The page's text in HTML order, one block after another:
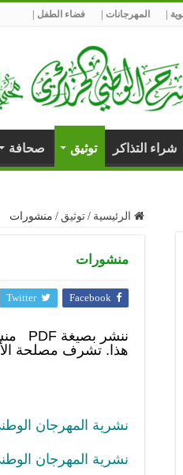
| المهرجانات | فضاء الطفل |
شراء التذاكر توثيق صحافة
الرئيسية / توثيق / منشورات
منشورات
Facebook
Twitter
هذا. تشرف مصلحة
نشرية المهرجان
نشرية المهرجان